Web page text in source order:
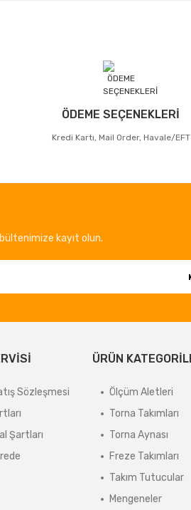
ÖDEME SEÇENEKLERİ
Kredi Kartı, Mail Order, Havale/EFT
kayıt olun.
Sözleşmesi
Şartları
ÜRÜN
Ölçüm Aletleri
Torna Takımları
Torna Aynası
Freze Takımları
Takım Tutucular
Mengeneler